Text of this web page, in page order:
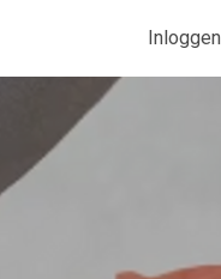
Inloggen